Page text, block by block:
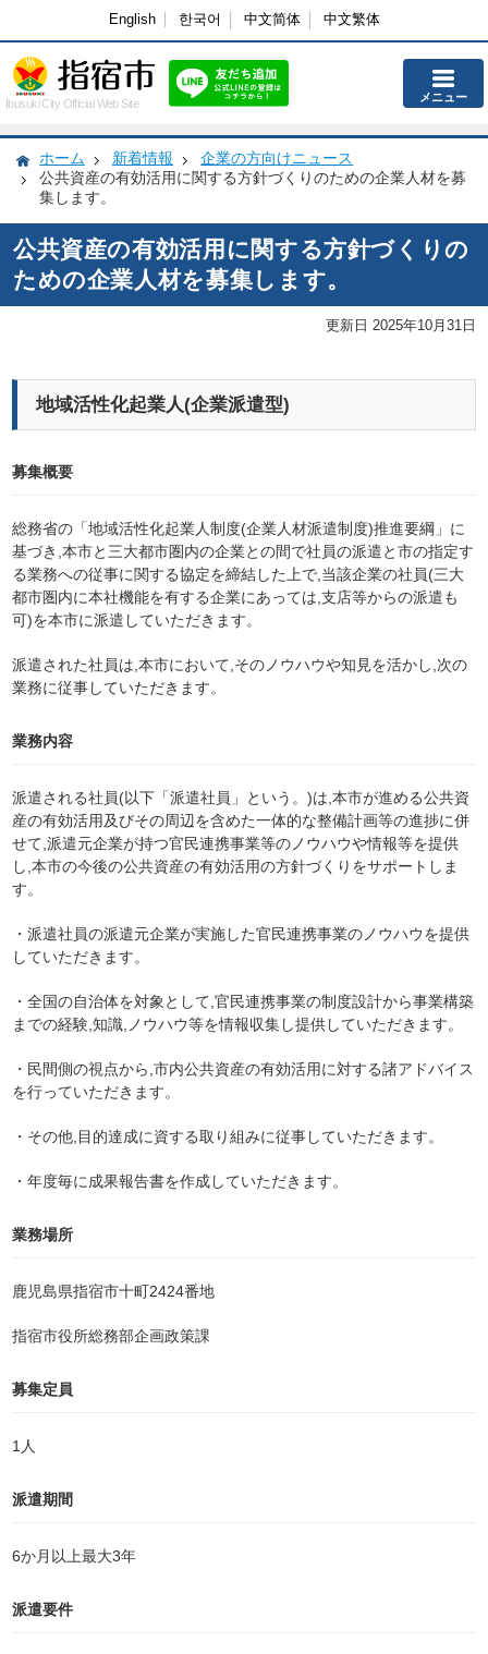
English 한국어 中文简体 中文繁体
Ibusuki City Official Web Site メニュー
ホーム 新着情報
企業の方向けニュース
公共資産の有効活用に関する方針づくりのための企業人材を募
集します。
公共資産の有効活用に関する方針づくりの
ための企業人材を募集します。
更新日 2025年10月31日
地域活性化起業人(企業派遣型)
募集概要
総務省の「地域活性化起業人制度(企業人材派遣制度)推進要綱」に
基づき,本市と三大都市圏内の企業との間で社員の派遣と市の指定す
る業務への従事に関する協定を締結した上で,当該企業の社員(三大
都市圏内に本社機能を有する企業にあっては,支店等からの派遣も
可)を本市に派遣していただきます。
派遣された社員は,本市において,そのノウハウや知見を活かし,次の
業務に従事していただきます。
業務内容
派遣される社員(以下「派遣社員」という。)は,本市が進める公共資
産の有効活用及びその周辺を含めた一体的な整備計画等の進捗に併
せて,派遣元企業が持つ官民連携事業等のノウハウや情報等を提供
し,本市の今後の公共資産の有効活用の方針づくりをサポートしま
す。
・派遣社員の派遣元企業が実施した官民連携事業のノウハウを提供
していただきます。
・全国の自治体を対象として,官民連携事業の制度設計から事業構築
までの経験,知識,ノウハウ等を情報収集し提供していただきます。
・民間側の視点から,市内公共資産の有効活用に対する諸アドバイス
を行っていただきます。
・その他,目的達成に資する取り組みに従事していただきます。
・年度毎に成果報告書を作成していただきます。
業務場所
鹿児島県指宿市十町2424番地
指宿市役所総務部企画政策課
募集定員
1人
派遣期間
6か月以上最大3年
派遣要件